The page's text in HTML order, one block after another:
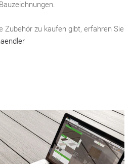
Zubehör zu kaufen gibt, erfahren Sie